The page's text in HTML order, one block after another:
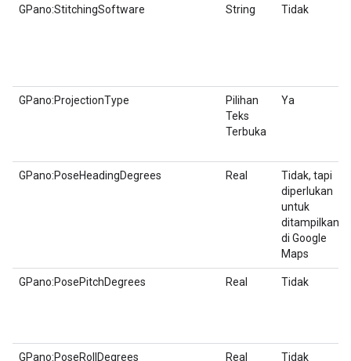
GPano:StitchingSoftware String Tidak
GPano:ProjectionType
Pilihan
Teks
Terbuka
Ya
GPano:PoseHeadingDegrees Real
Tidak, tapi
diperlukan
untuk
ditampilkan
di Google
Maps
GPano:PosePitchDegrees Real Tidak
GPano:PoseRollDegrees Real Tidak